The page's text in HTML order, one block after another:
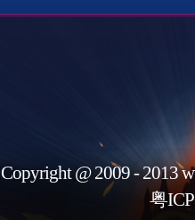
Copyright @ 2009 - 2013
粤